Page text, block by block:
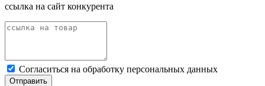
ссылка на сайт конкурента
Cогласиться на обработку персональных данных
Отправить